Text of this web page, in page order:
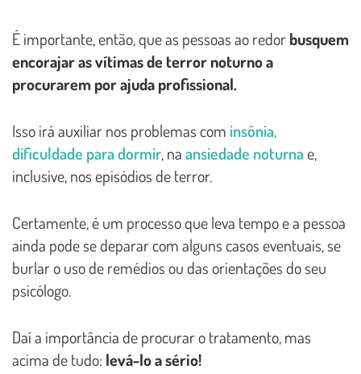
É importante, então, que as pessoas ao redorbusquem
encorajar as vítimas de terror noturno a
procurarem por ajuda profissional.
Isso irá auxiliar nos problemas com insônia,
dificuldade para dormir, naansiedade noturnae,
inclusive, nos episódios de terror.
Certamente, é um processo que leva tempo e a pessoa
ainda pode se deparar com alguns casos eventuais, se
burlar o uso de remédios ou das orientações do seu
psicólogo.
Daí a importância de procurar o tratamento, mas
acima de tudo: levá-lo a sério!